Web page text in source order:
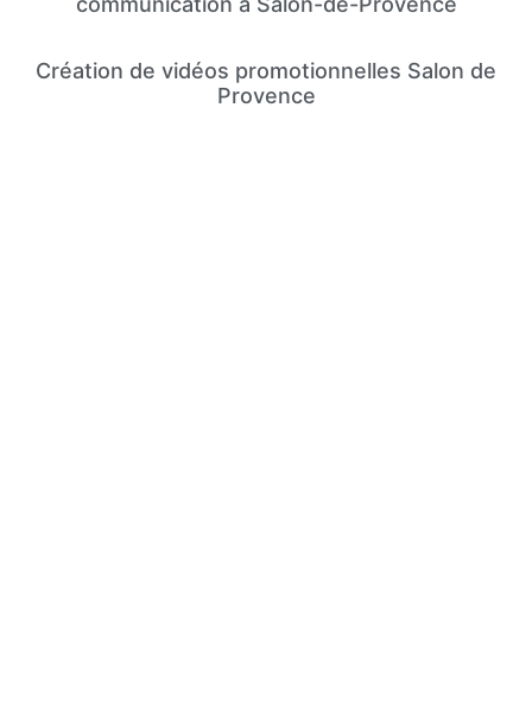
Création de vidéos promotionnelles Salon de
Provence